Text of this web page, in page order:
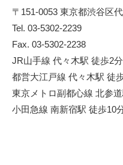
〒151-0053 東京都渋谷区
Tel. 03‐5302‐2239
Fax. 03‐5302‐2238
JR山手線 代々木駅 徒歩2分
都営大江戸線 代々木駅 徒
東京メトロ副都心線 北参
小田急線 南新宿駅 徒歩10